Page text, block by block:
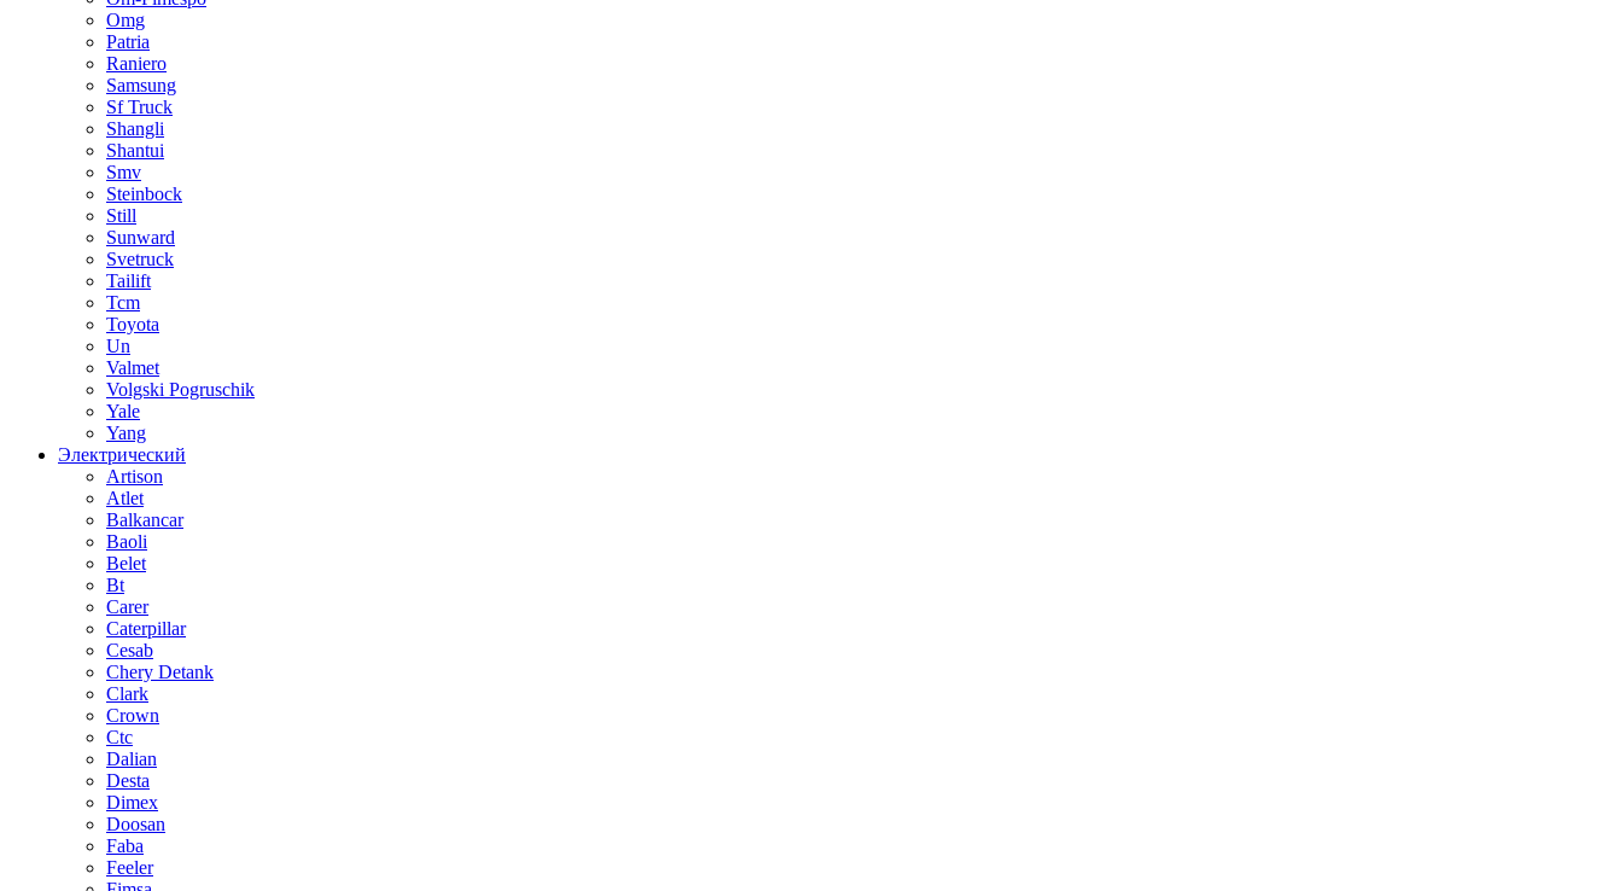
Omg
Patria
Raniero
Samsung
Sf Truck
Shangli
Shantui
Smv
Steinbock
Still
Sunward
Svetruck
Tailift
Tcm
Toyota
Un
Valmet
Volgski Pogruschik
Yale
Yang
Электрический
Artison
Atlet
Balkancar
Baoli
Belet
Bt
Carer
Caterpillar
Cesab
Chery Detank
Clark
Crown
Ctc
Dalian
Desta
Dimex
Doosan
Faba
Feeler